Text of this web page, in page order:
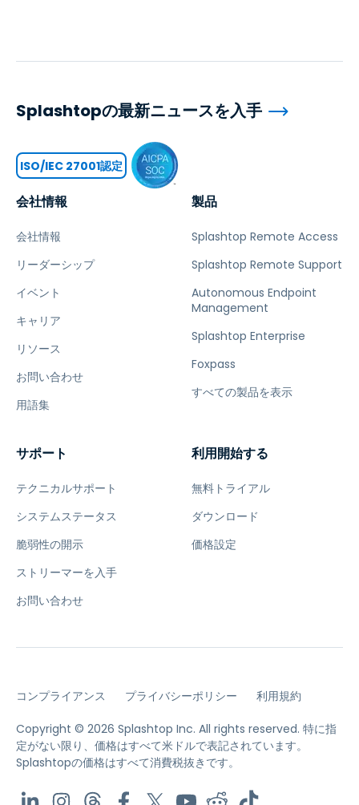
会社情報
会社情報
リーダーシップ
イベント
キャリア
リソース
お問い合わせ
用語集
製品
Splashtop Remote Access
Splashtop Remote Support
Autonomous Endpoint
Management
Splashtop Enterprise
Foxpass
すべての製品を表示
サポート
テクニカルサポート
システムステータス
脆弱性の開示
ストリーマーを入手
お問い合わせ
利用開始する
無料トライアル
ダウンロード
価格設定
Splashtopの最新ニュースを入手
ISO/IEC 27001認定
コンプライアンス プライバシーポリシー 利用規約
Copyright © 2026 Splashtop Inc. All rights reserved. 特に指
定がない限り、価格はすべて米ドルで表記されています。
Splashtopの価格はすべて消費税抜きです。